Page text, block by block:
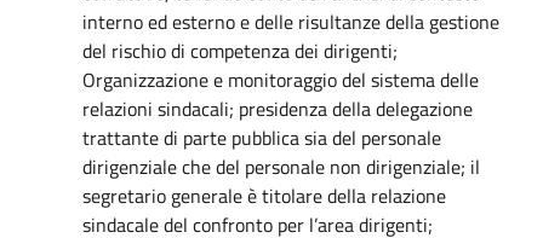
interno ed esterno e delle risultanze della gestione
del rischio di competenza dei dirigenti;
Organizzazione e monitoraggio del sistema delle
relazioni sindacali; presidenza della delegazione
trattante di parte pubblica sia del personale
dirigenziale che del personale non dirigenziale; il
segretario generale è titolare della relazione
sindacale del confronto per l’area dirigenti;